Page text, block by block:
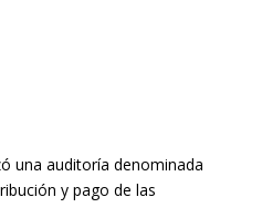
una auditoría denominada
y pago de las